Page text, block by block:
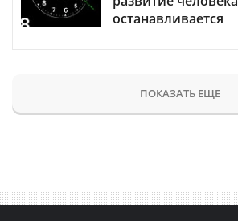
останавливается
ПОКАЗАТЬ ЕЩЕ